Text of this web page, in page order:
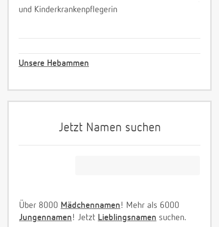
und Kinderkrankenpflegerin
Unsere Hebammen
Jetzt Namen suchen
Über 8000 Mädchennamen! Mehr als 6000
Jungennamen! Jetzt Lieblingsnamen suchen.